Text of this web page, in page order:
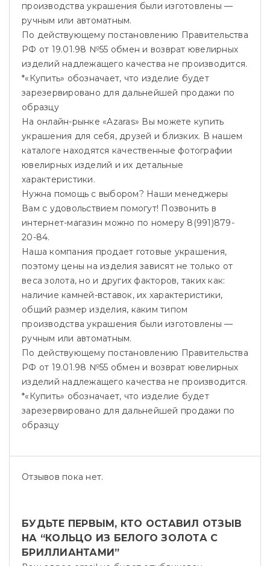
производства украшения были изготовлены —
ручным или автоматным.
По действующему постановлению Правительства
РФ от 19.01.98 №55 обмен и возврат ювелирных
изделий надлежащего качества не производится.
*«Купить» обозначает, что изделие будет
зарезервировано для дальнейшей продажи по
образцу
На онлайн-рынке «Azaras» Вы можете купить
украшения для себя, друзей и близких. В нашем
каталоге находятся качественные фотографии
ювелирных изделий и их детальные
характеристики.
Нужна помощь с выбором? Наши менеджеры
Вам с удовольствием помогут! Позвонить в
интернет-магазин можно по номеру 8(991)879-
20-84.
Наша компания продает готовые украшения,
поэтому цены на изделия зависят не только от
веса золота, но и других факторов, таких как:
наличие камней-вставок, их характеристики,
общий размер изделия, каким типом
производства украшения были изготовлены —
ручным или автоматным.
По действующему постановлению Правительства
РФ от 19.01.98 №55 обмен и возврат ювелирных
изделий надлежащего качества не производится.
*«Купить» обозначает, что изделие будет
зарезервировано для дальнейшей продажи по
образцу
Отзывов пока нет.
БУДЬТЕ ПЕРВЫМ, КТО ОСТАВИЛ ОТЗЫВ
НА “КОЛЬЦО ИЗ БЕЛОГО ЗОЛОТА С
БРИЛЛИАНТАМИ”